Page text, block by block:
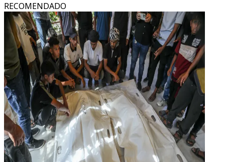
RECOMENDADO